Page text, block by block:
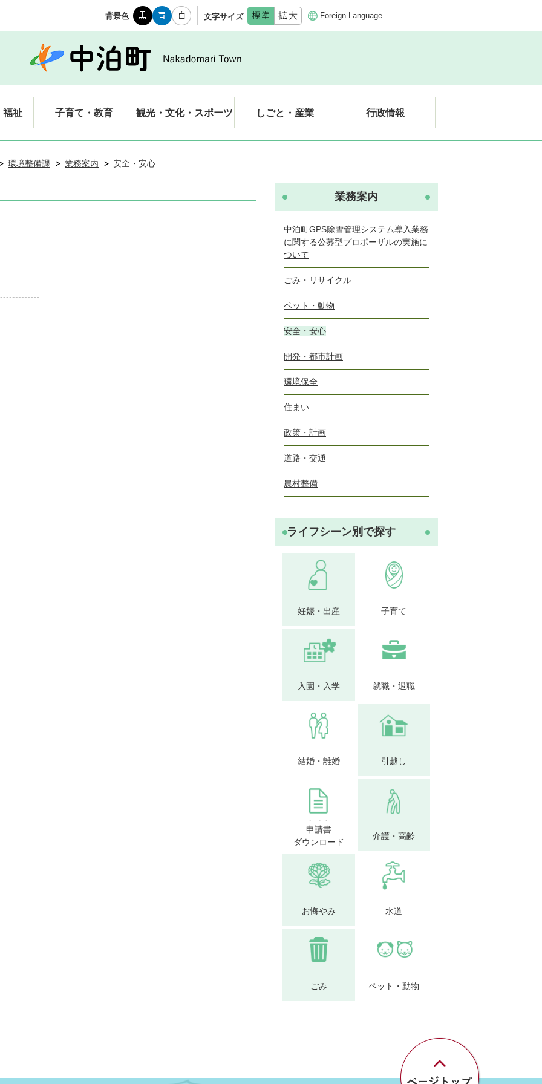
背景色 文字サイズ Foreign Language
福祉 子育て・教育 観光・文化・スポーツ しごと・産業 行政情報
環境整備課 業務案内 安全・安心
業務案内
中泊町GPS除雪管理システム導入業務
に関する公募型プロポーザルの実施に
ついて
ごみ・リサイクル
ペット・動物
安全・安心
開発・都市計画
環境保全
住まい
政策・計画
道路・交通
農村整備
ライフシーン別で探す
妊娠・出産 子育て
入園・入学 就職・退職
結婚・離婚 引越し
申請書
ダウンロード
介護・高齢
お悔やみ 水道
ごみ ペット・動物